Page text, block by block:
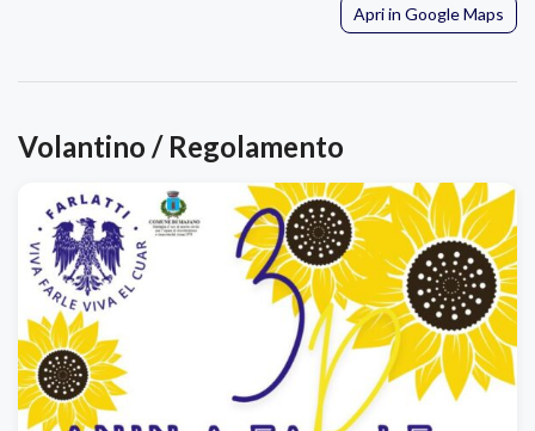
Apri in Google Maps
Volantino / Regolamento